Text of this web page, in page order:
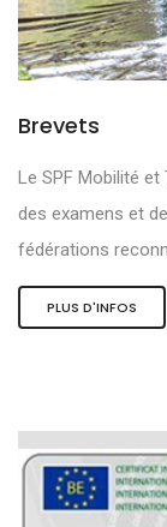
Brevets
Le SPF Mobilité
des examens et
fédérations
PLUS D'INFOS